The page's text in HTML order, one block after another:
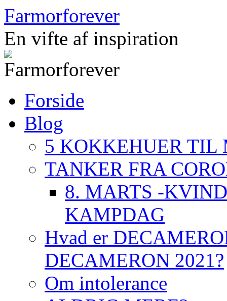
Hop
til
indhold
Farmorforever
En vifte af inspiration
Forside
Blog
5 KOKKEHUER TIL
TANKER FRA
8. MARTS -
KAMPDAG
Hvad er
DECAMERON 2021?
Om intolerance